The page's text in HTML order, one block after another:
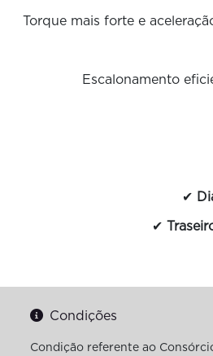
Torque mais forte e
Escalonamento
✔
✔
Condições
Condição referente ao